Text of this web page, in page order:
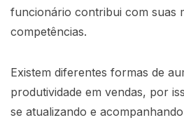
funcionário contribui com suas
competências.
Existem diferentes formas de
produtividade em vendas, por
se atualizando e